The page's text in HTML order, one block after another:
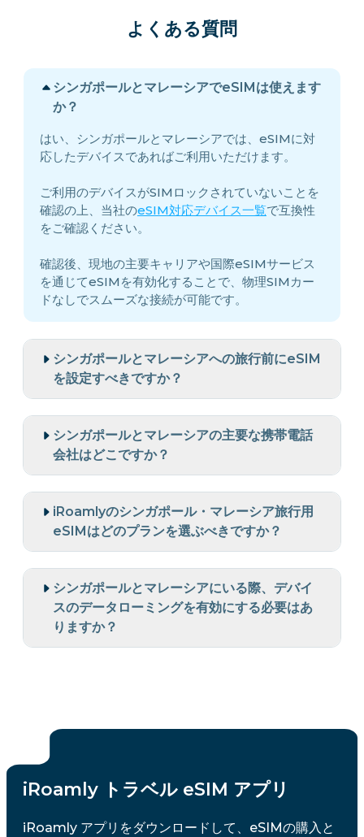
よくある質問
シンガポールとマレーシアでeSIMは使えます
か？
はい、シンガポールとマレーシアでは、eSIMに対
応したデバイスであればご利用いただけます。
ご利用のデバイスがSIMロックされていないことを
確認の上、当社のeSIM対応デバイス一覧で互換性
をご確認ください。
確認後、現地の主要キャリアや国際eSIMサービス
を通じてeSIMを有効化することで、物理SIMカー
ドなしでスムーズな接続が可能です。
シンガポールとマレーシアへの旅行前にeSIM
を設定すべきですか？
シンガポールとマレーシアの主要な携帯電話
会社はどこですか？
iRoamlyのシンガポール・マレーシア旅行用
eSIMはどのプランを選ぶべきですか？
シンガポールとマレーシアにいる際、デバイ
スのデータローミングを有効にする必要はあ
りますか？
iRoamly トラベル eSIM アプリ
iRoamly アプリをダウンロードして、eSIMの購入と